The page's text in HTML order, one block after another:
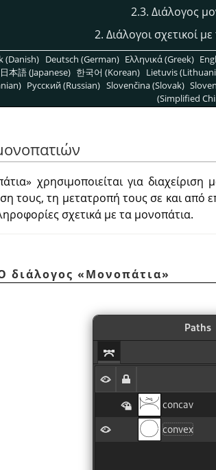
2.3. Διάλογος
2. Διάλογοι σχετικοί
(Danish) Deutsch (German) Ελληνικά (Greek)
日本語 (Japanese) 한국어 (Korean) Lietuvis
Pусский (Russian) Slovenčina (Slovak)
(Simplified
» χρησιμοποιείται για
τους, τη μετατροπή τους σε και από
σχετικά με τα μονοπάτια.
διάλογος «Μονοπάτια»